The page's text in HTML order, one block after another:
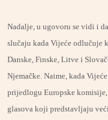
Nadalje, u ugovoru se vidi i
slučaju kada Vijeće odlučuje
Danske, Finske, Litve i
Njemačke. Naime, kada
prijedlogu Europske
glasova koji predstavljaju